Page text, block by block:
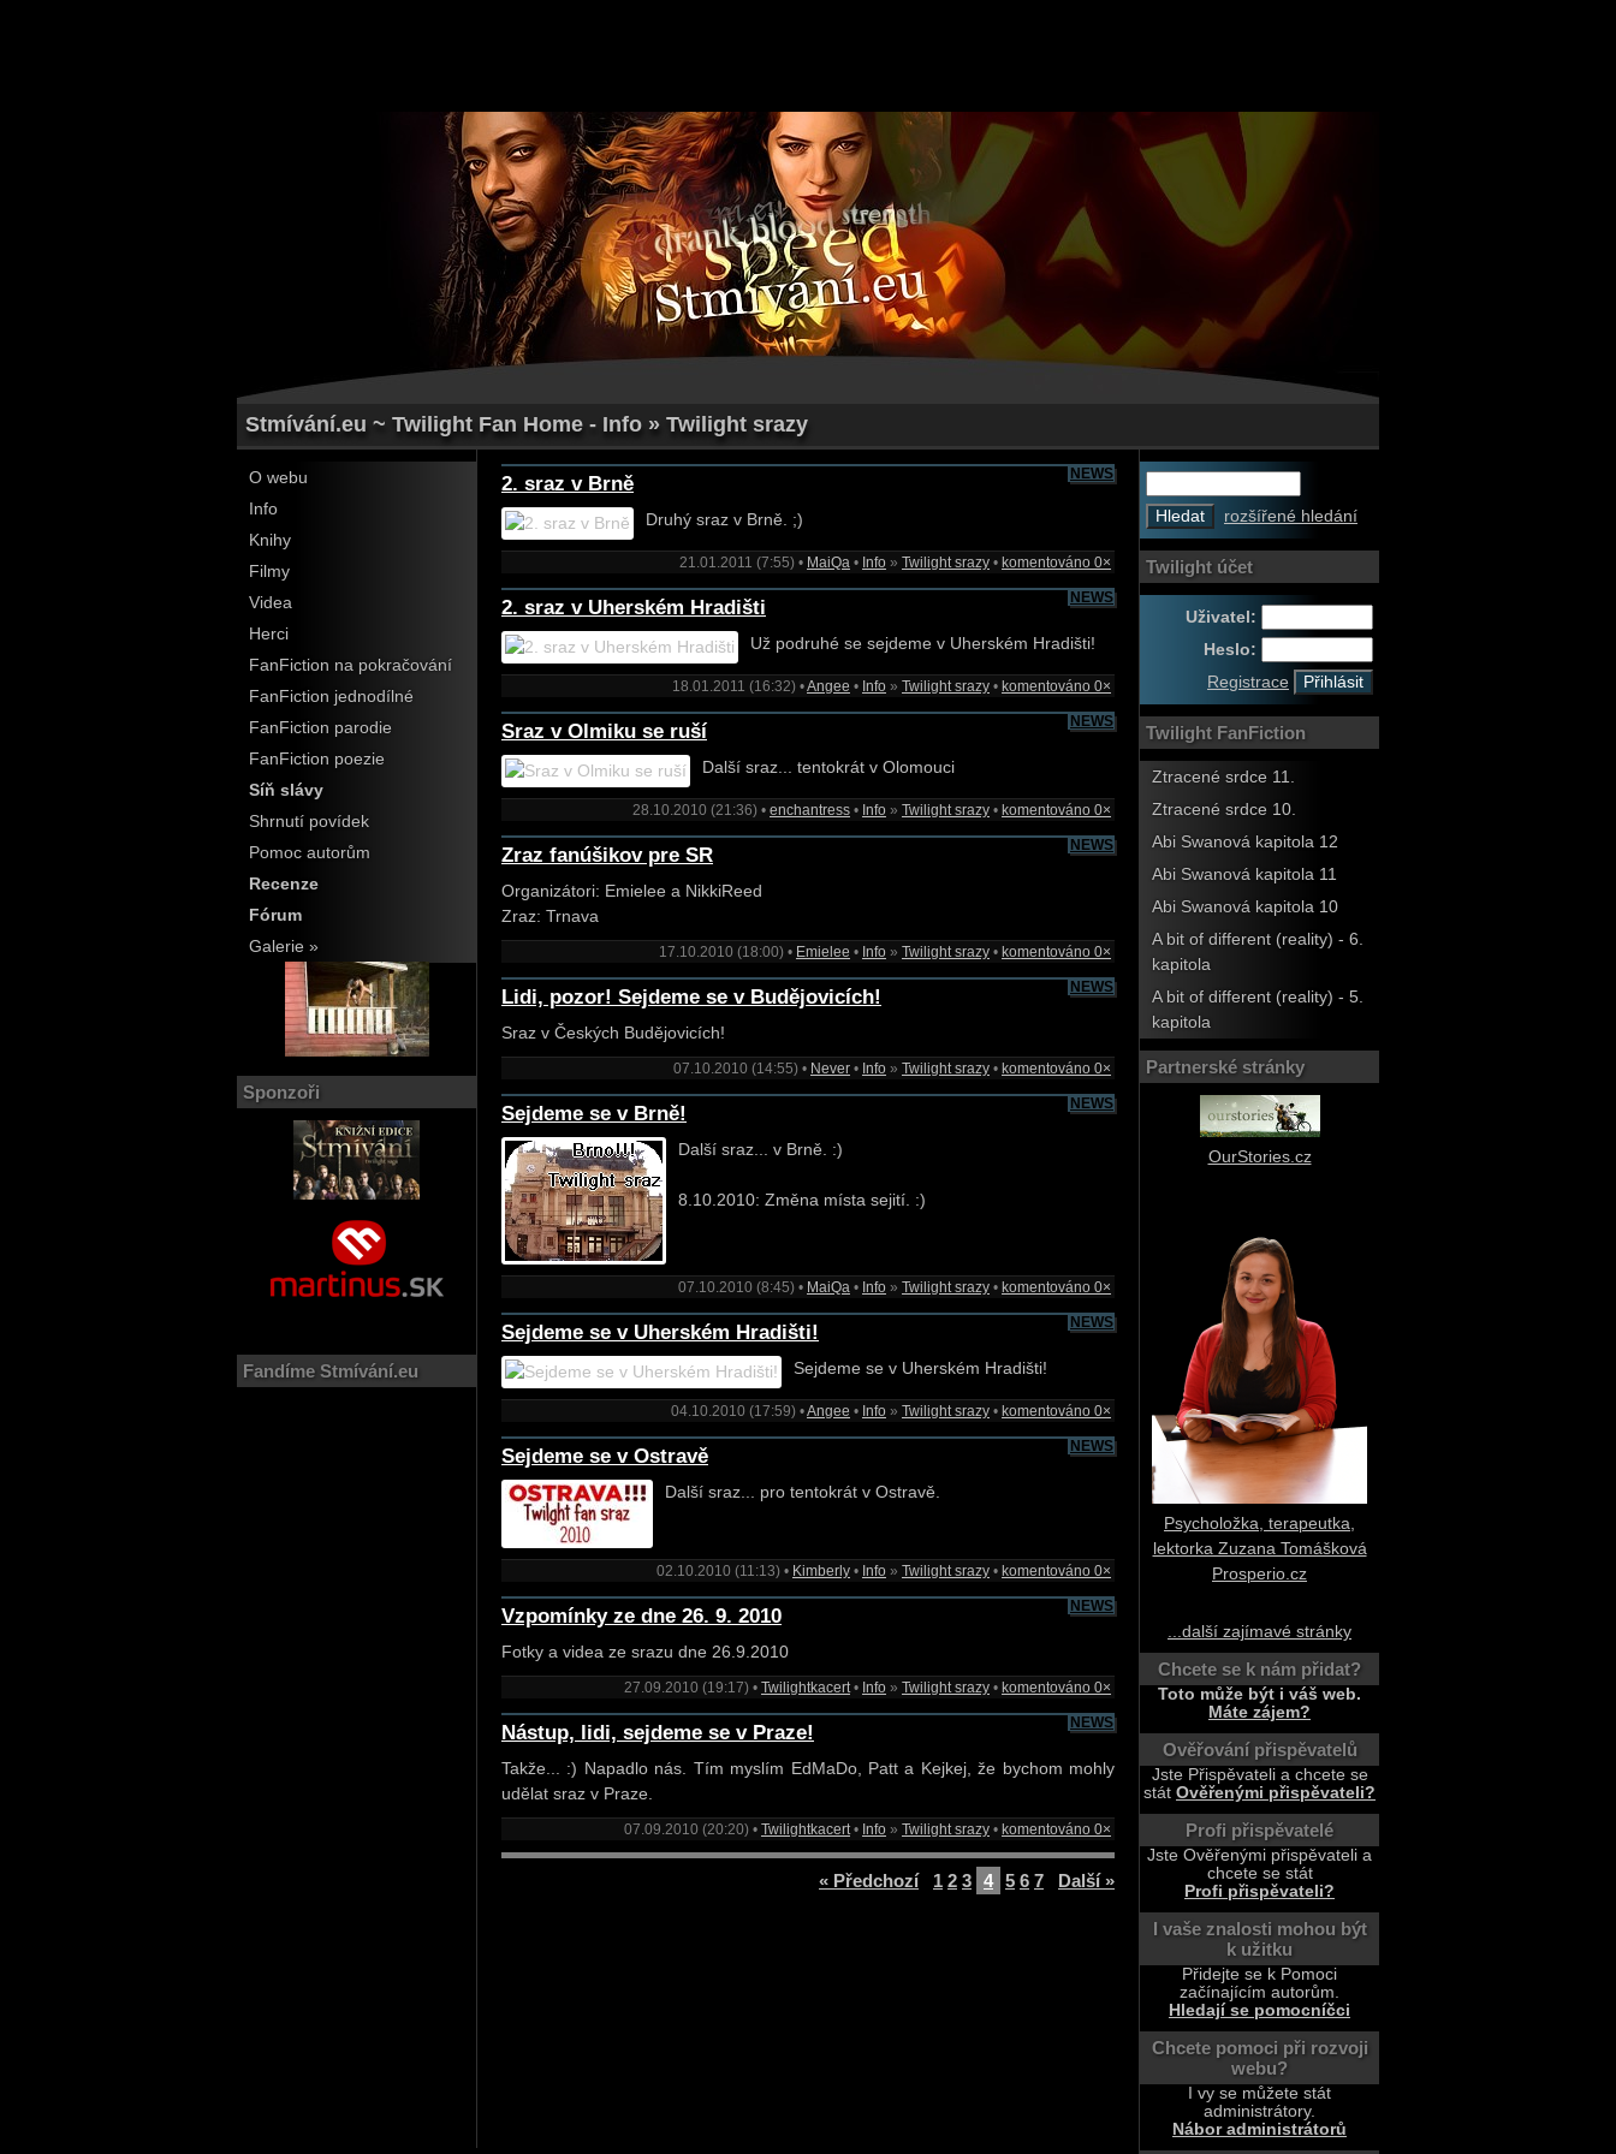
Stmívání.eu ~ Twilight Fan Home - Info » Twilight srazy
O webu
Info
Knihy
Filmy
Videa
Herci
FanFiction na pokračování
FanFiction jednodílné
FanFiction parodie
FanFiction poezie
Síň slávy
Shrnutí povídek
Pomoc autorům
Recenze
Fórum
Galerie »
Sponzoři
Fandíme Stmívání.eu
NEWS
2. sraz v Brně
Druhý sraz v Brně. ;)
21.01.2011 (7:55) • MaiQa • Info » Twilight srazy • komentováno 0×
NEWS
2. sraz v Uherském Hradišti
Už podruhé se sejdeme v Uherském Hradišti!
18.01.2011 (16:32) •Angee • Info » Twilight srazy • komentováno 0×
NEWS
Sraz v Olmiku se ruší
Další sraz... tentokrát v Olomouci
28.10.2010 (21:36) • enchantress • Info » Twilight srazy • komentováno 0×
NEWS
Zraz fanúšikov pre SR
Organizátori: Emielee a NikkiReed
Zraz: Trnava
17.10.2010 (18:00) • Emielee • Info » Twilight srazy • komentováno 0×
NEWS
Lidi, pozor! Sejdeme se v Budějovicích!
Sraz v Českých Budějovicích!
07.10.2010 (14:55) • Never • Info » Twilight srazy • komentováno 0×
NEWS
Sejdeme se v Brně!
Další sraz... v Brně. :)
8.10.2010: Změna místa sejití. :)
07.10.2010 (8:45) • MaiQa • Info » Twilight srazy • komentováno 0×
NEWS
Sejdeme se v Uherském Hradišti!
Sejdeme se v Uherském Hradišti!
04.10.2010 (17:59) •Angee • Info » Twilight srazy • komentováno 0×
NEWS
Sejdeme se v Ostravě
Další sraz... pro tentokrát v Ostravě.
02.10.2010 (11:13) • Kimberly • Info » Twilight srazy • komentováno 0×
NEWS
Vzpomínky ze dne 26. 9. 2010
Fotky a videa ze srazu dne 26.9.2010
27.09.2010 (19:17) • Twilightkacert • Info » Twilight srazy • komentováno 0×
NEWS
Nástup, lidi, sejdeme se v Praze!
Takže... :) Napadlo nás. Tím myslím EdMaDo, Patt a Kejkej, že bychom mohly
udělat sraz v Praze.
07.09.2010 (20:20) • Twilightkacert • Info » Twilight srazy • komentováno 0×
« Předchozí 1 2 3 4 5 6 7 Další »
rozšířené hledání
Twilight účet
Uživatel:
Heslo:
Registrace
Twilight FanFiction
Ztracené srdce 11.
Ztracené srdce 10.
Abi Swanová kapitola 12
Abi Swanová kapitola 11
Abi Swanová kapitola 10
A bit of different (reality) - 6.
kapitola
A bit of different (reality) - 5.
kapitola
Partnerské stránky
OurStories.cz
Psycholožka, terapeutka,
lektorka Zuzana Tomášková
Prosperio.cz
...další zajímavé stránky
Chcete se k nám přidat?
Toto může být i váš web.
Máte zájem?
Ověřování přispěvatelů
Jste Přispěvateli a chcete se
stát Ověřenými přispěvateli?
Profi přispěvatelé
Jste Ověřenými přispěvateli a
chcete se stát
Profi přispěvateli?
I vaše znalosti mohou být
k užitku
Přidejte se k Pomoci
začínajícím autorům.
Hledají se pomocníčci
Chcete pomoci při rozvoji
webu?
I vy se můžete stát
administrátory.
Nábor administrátorů